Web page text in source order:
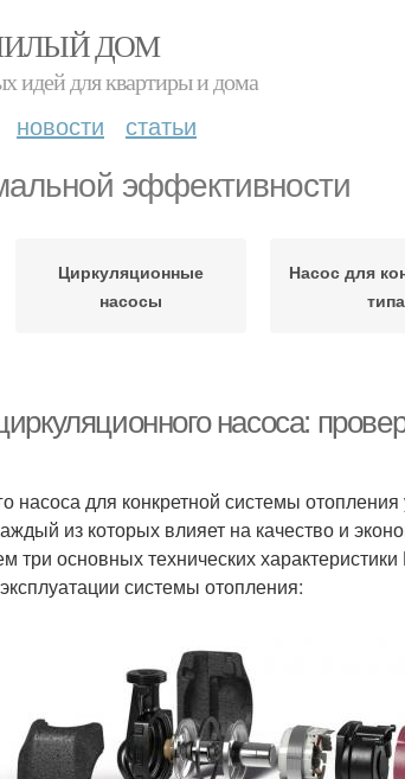
ДОМ
идей для квартиры и дома
новости статьи
эффективности
Циркуляционные
насосы
Насос для
типа
насоса:
насоса для конкретной системы
из которых влияет на качество и
три основных технических
системы отопления: